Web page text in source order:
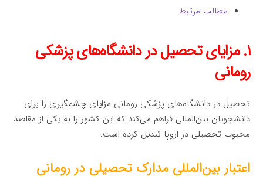
مطالب مرتبط
۱. مزایای تحصیل در دانشگاه‌های پزشکی
رومانی
تحصیل در دانشگاه‌های پزشکی رومانی مزایای چشمگیری را برای
دانشجویان بین‌المللی فراهم می‌کند که این کشور را به یکی از مقاصد
محبوب تحصیلی در اروپا تبدیل کرده است.
اعتبار بین‌المللی مدارک تحصیلی در رومانی